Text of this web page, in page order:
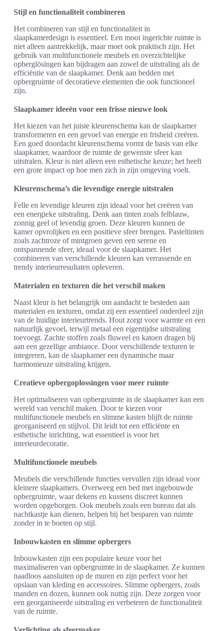
Stijl en functionaliteit combineren
Het combineren van stijl en functionaliteit in
slaapkamerdesign is essentieel. Een mooi ingerichte ruimte is
niet alleen aantrekkelijk, maar moet ook praktisch zijn. Het
gebruik van multifunctionele meubels en overzichtelijke
opberglösingen kan bijdragen aan zowel de uitstraling als de
efficiëntie van de slaapkamer. Denk aan bedden met
opbergruimte of decoratieve elementen die ook functioneel
zijn.
Slaapkamer ideeën voor een frisse nieuwe look
Het kiezen van het juiste kleurenschema kan de slaapkamer
transformeren en een gevoel van energie en frisheid creëren.
Een goed doordacht kleurenschema vormt de basis van elke
slaapkamer, waardoor de ruimte de gewenste sfeer kan
uitstralen. Kleur is niet alleen een esthetische keuze; het heeft
een grote impact op hoe men zich in zijn omgeving voelt.
Kleurenschema’s die levendige energie uitstralen
Felle en levendige kleuren zijn ideaal voor het creëren van
een energieke uitstraling. Denk aan tinten zoals felblauw,
zonnig geel of levendig groen. Deze kleuren kunnen de
kamer opvrolijken en een positieve sfeer brengen. Pasteltinten
zoals zachtroze of mintgroen geven een serene en
ontspannende sfeer, ideaal voor de slaapkamer. Het
combineren van verschillende kleuren kan verrassende en
trendy interieurresultaten opleveren.
Materialen en texturen die het verschil maken
Naast kleur is het belangrijk om aandacht te besteden aan
materialen en texturen, omdat zij een essentieel onderdeel zijn
van de huidige interieurtrends. Hout zorgt voor warmte en een
natuurlijk gevoel, terwijl metaal een eigentijdse uitstraling
toevoegt. Zachte stoffen zoals fluweel en katoen dragen bij
aan een gezellige ambiance. Door verschillende texturen te
integreren, kan de slaapkamer een dynamische maar
harmonieuze uitstraling krijgen.
Creatieve opbergoplossingen voor meer ruimte
Het optimaliseren van opbergruimte in de slaapkamer kan een
wereld van verschil maken. Door te kiezen voor
multifunctionele meubels en slimme kasten blijft de ruimte
georganiseerd en stijlvol. Dit leidt tot een efficiënte en
esthetische inrichting, wat essentieel is voor het
interieurdecoratie.
Multifunctionele meubels
Meubels die verschillende functies vervullen zijn ideaal voor
kleinere slaapkamers. Overweeg een bed met ingebouwde
opbergruimte, waar dekens en kussens discreet kunnen
worden opgeborgen. Ook meubels zoals een bureau dat als
nachtkastje kan dienen, helpen bij het besparen van ruimte
zonder in te boeten op stijl.
Inbouwkasten en slimme opbergers
Inbouwkasten zijn een populaire keuze voor het
maximaliseren van opbergruimte in de slaapkamer. Ze kunnen
naadloos aansluiten op de muren en zijn perfect voor het
opslaan van kleding en accessoires. Slimme opbergers, zoals
manden en dozen, kunnen ook nuttig zijn. Deze zorgen voor
een georganiseerde uitstraling en verbeteren de functionaliteit
van de ruimte.